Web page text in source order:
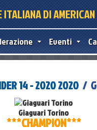
ITALIANA DI
Eventi
14 - 2020 2020 /
Giaguari Torino
***CHAMPION***